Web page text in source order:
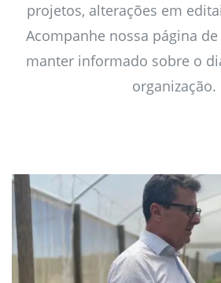
projetos, alterações em
Acompanhe nossa página
manter informado sobre o
organização. ​